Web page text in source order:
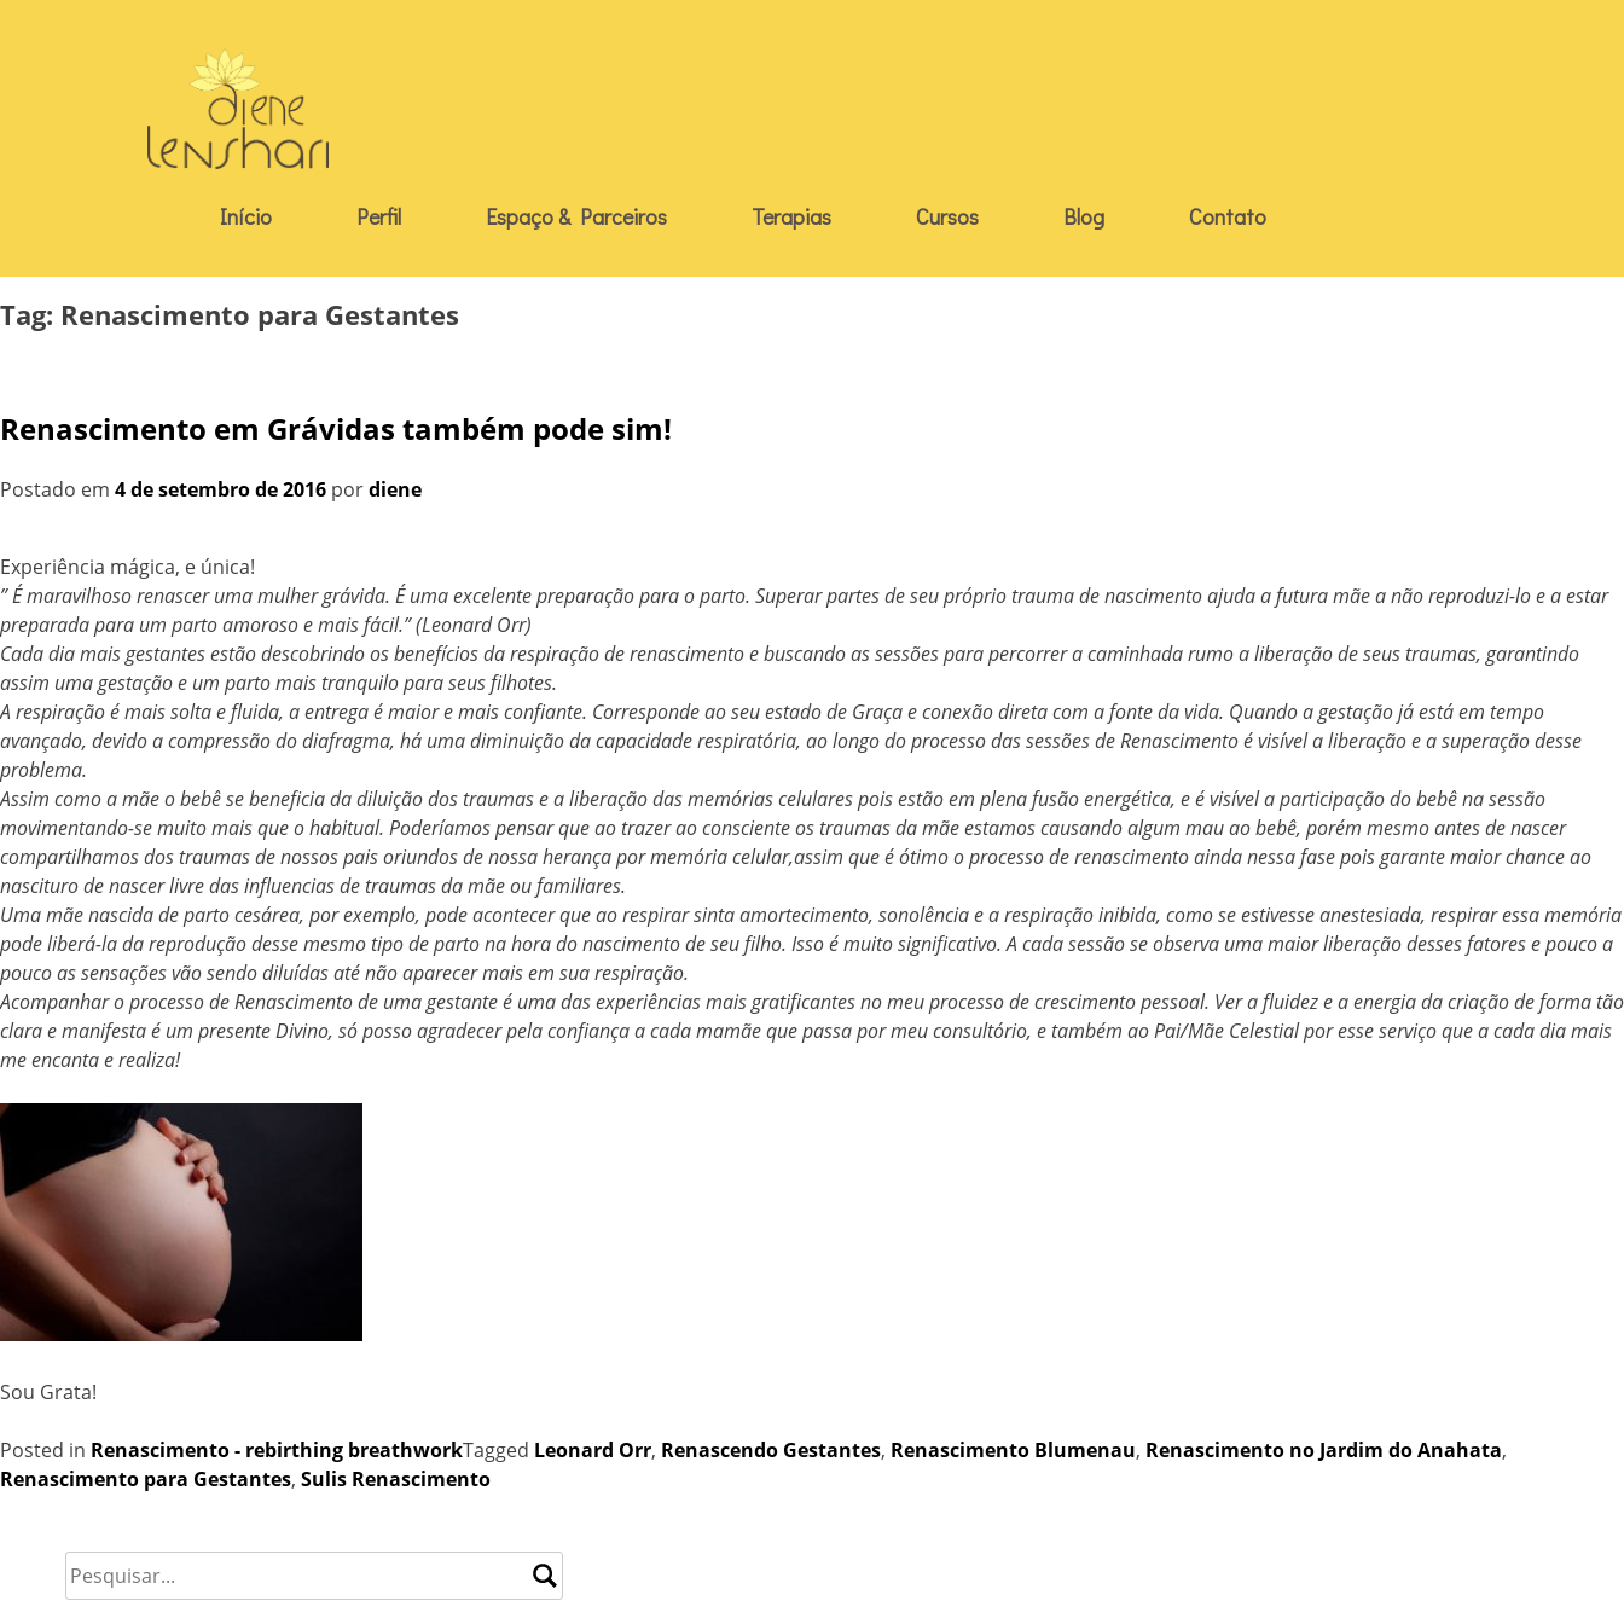
Início Perfil Espaço & Parceiros Terapias Cursos Blog Contato
Tag: Renascimento para Gestantes
Renascimento em Grávidas também pode sim!
Postado em 4 de setembro de 2016 pordiene
Experiência mágica, e única!
” É maravilhoso renascer uma mulher grávida. É uma excelente preparação para o parto. Superar partes de seu próprio trauma de nascimento ajuda a futura mãe a não reproduzi-lo e a estar
preparada para um parto amoroso e mais fácil.” (Leonard Orr)
Cada dia mais gestantes estão descobrindo os benefícios da respiração de renascimento e buscando as sessões para percorrer a caminhada rumo a liberação de seus traumas, garantindo
assim uma gestação e um parto mais tranquilo para seus filhotes.
A respiração é mais solta e fluida, a entrega é maior e mais confiante. Corresponde ao seu estado de Graça e conexão direta com a fonte da vida. Quando a gestação já está em tempo
avançado, devido a compressão do diafragma, há uma diminuição da capacidade respiratória, ao longo do processo das sessões de Renascimento é visível a liberação e a superação desse
problema.
Assim como a mãe o bebê se beneficia da diluição dos traumas e a liberação das memórias celulares pois estão em plena fusão energética, e é visível a participação do bebê na sessão
movimentando-se muito mais que o habitual. Poderíamos pensar que ao trazer ao consciente os traumas da mãe estamos causando algum mau ao bebê, porém mesmo antes de nascer
compartilhamos dos traumas de nossos pais oriundos de nossa herança por memória celular,assim que é ótimo o processo de renascimento ainda nessa fase pois garante maior chance ao
nascituro de nascer livre das influencias de traumas da mãe ou familiares.
Uma mãe nascida de parto cesárea, por exemplo, pode acontecer que ao respirar sinta amortecimento, sonolência e a respiração inibida, como se estivesse anestesiada, respirar essa memória
pode liberá-la da reprodução desse mesmo tipo de parto na hora do nascimento de seu filho. Isso é muito significativo. A cada sessão se observa uma maior liberação desses fatores e pouco a
pouco as sensações vão sendo diluídas até não aparecer mais em sua respiração.
Acompanhar o processo de Renascimento de uma gestante é uma das experiências mais gratificantes no meu processo de crescimento pessoal. Ver a fluidez e a energia da criação de forma tão
clara e manifesta é um presente Divino, só posso agradecer pela confiança a cada mamãe que passa por meu consultório, e também ao Pai/Mãe Celestial por esse serviço que a cada dia mais
me encanta e realiza!
Sou Grata!
Posted in Renascimento - rebirthing breathworkTagged Leonard Orr, Renascendo Gestantes, Renascimento Blumenau, Renascimento no Jardim do Anahata,
Renascimento para Gestantes, Sulis Renascimento